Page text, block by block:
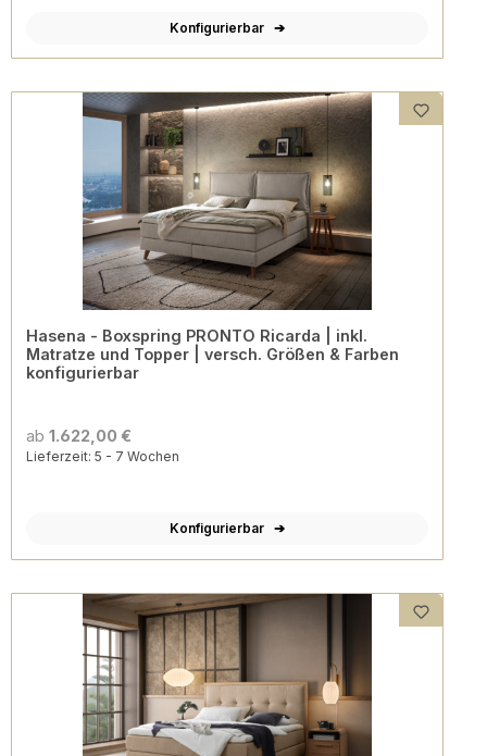
Konfigurierbar
Hasena - Boxspring PRONTO Ricarda | inkl.
Matratze und Topper | versch. Größen & Farben
konfigurierbar
ab 1.622,00 €
Lieferzeit: 5 - 7 Wochen
Konfigurierbar